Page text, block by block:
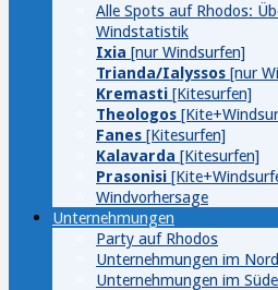
Alle Spots auf Rhodos:
Windstatistik
Ixia [nur Windsurfen]
Trianda/Ialyssos [nur
Kremasti [Kitesurfen]
Theologos
Fanes [Kitesurfen]
Kalavarda [Kitesurfen]
Prasonisi
Windvorhersage
Unternehmungen
Party auf Rhodos
Unternehmungen im
Unternehmungen im